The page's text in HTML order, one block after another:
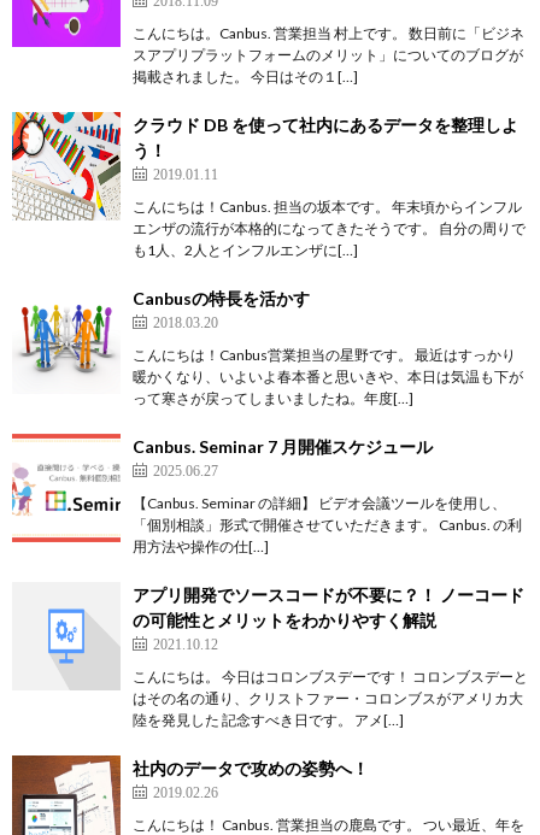
こんにちは。Canbus. 営業担当 村上です。 数日前に「ビジネ
スアプリプラットフォームのメリット」についてのブログが
掲載されました。 今日はその１[…]
クラウド DB を使って社内にあるデータを整理しよ
う！
2019.01.11
こんにちは！Canbus. 担当の坂本です。 年末頃からインフル
エンザの流行が本格的になってきたそうです。 自分の周りで
も1人、2人とインフルエンザに[…]
Canbusの特長を活かす
2018.03.20
こんにちは！Canbus営業担当の星野です。 最近はすっかり
暖かくなり、いよいよ春本番と思いきや、本日は気温も下が
って寒さが戻ってしまいましたね。年度[…]
Canbus. Seminar 7 月開催スケジュール
2025.06.27
【Canbus. Seminar の詳細】 ビデオ会議ツールを使用し、
「個別相談」形式で開催させていただきます。 Canbus. の利
用方法や操作の仕[…]
アプリ開発でソースコードが不要に？！ ノーコード
の可能性とメリットをわかりやすく解説
2021.10.12
こんにちは。 今日はコロンブスデーです！ コロンブスデーと
はその名の通り、クリストファー・コロンブスがアメリカ大
陸を発見した 記念すべき日です。 アメ[…]
社内のデータで攻めの姿勢へ！
2019.02.26
こんにちは！ Canbus. 営業担当の鹿島です。 つい最近、年を